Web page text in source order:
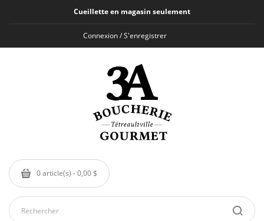
Cueillette en magasin seulement
Connexion / S'enregistrer
0 article(s) - 0,00 $